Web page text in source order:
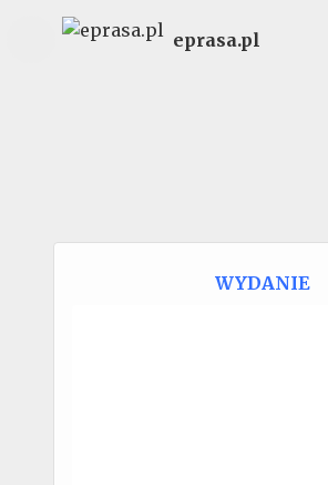
eprasa.pl
WYDANIE